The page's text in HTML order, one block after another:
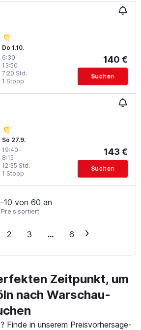
Do 1.10.
6:30 -
13:50
1 Stopp
7:20 Std.
140 €
Suchen
So 27.9.
19:40 -
8:15
1 Stopp
12:35 Std.
143 €
Suchen
von 60 an
Preis sortiert
2 3 ... 6
Zeitpunkt, um
nach Warschau-
Finde in unserem Preisvorhersage-